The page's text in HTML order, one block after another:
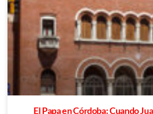
El Papa en Córdoba: Cuando